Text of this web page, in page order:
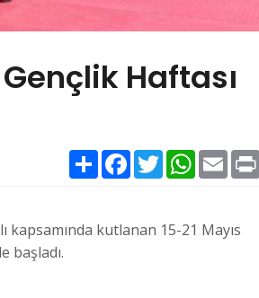
Haftası
PaylaşFacebookTwitterWhatsApp
Email
kapsamında kutlanan 15-21 Mayıs
başladı.